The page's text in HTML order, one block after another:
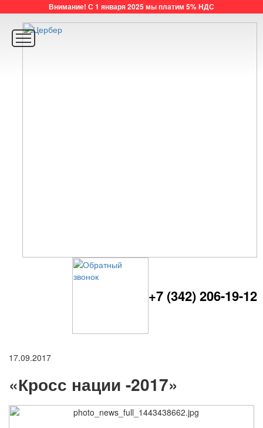
Внимание! С 1 января 2025 мы платим 5% НДС
+7 (342) 206-19-12
17.09.2017
«Кросс нации -2017»